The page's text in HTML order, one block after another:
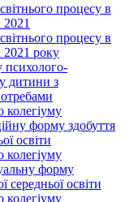
процесу в
2021
процесу в
2021 року
дитини з
колегіуму
форму здобуття
освіти
колегіуму
форму
середньої освіти
колегіуму